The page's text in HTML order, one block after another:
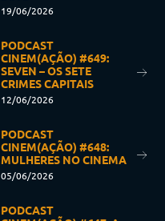
19/06/2026
PODCAST
CINEM(AÇÃO) #649:
SEVEN – OS SETE
CRIMES CAPITAIS
12/06/2026
PODCAST
CINEM(AÇÃO) #648:
MULHERES NO CINEMA
05/06/2026
PODCAST